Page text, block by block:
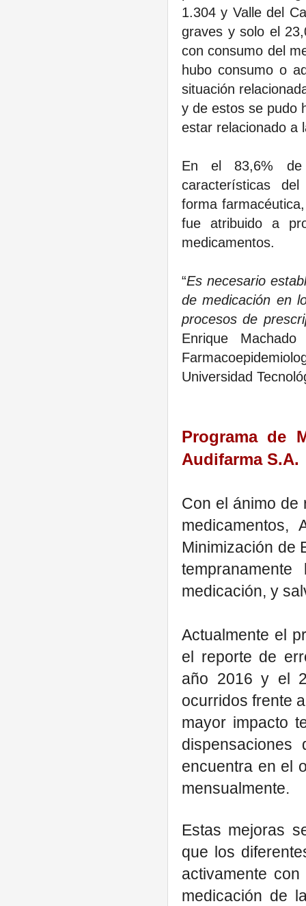
1.304 y Valle del
graves y solo el
con consumo del
hubo consumo o
situación
y de estos se pudo
estar relacionado a
En el 83,6% de
características
forma
fue atribuido a
medicamentos.
“Es necesario
de medicación en
procesos de
Enrique
Universidad
Programa de
Audifarma S.A.
Con el ánimo de
medicamentos,
Minimización de
medicación, y
Actualmente el
el reporte de
año 2016 y el
ocurridos frente
mayor impacto
encuentra en el
mensualmente.
Estas mejoras
que los
activamente
medicación de